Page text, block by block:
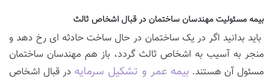
بیمه مسئولیت مهندسان ساختمان در قبال اشخاص ثالث
باید بدانید اگر در یک ساختمان در حال ساخت حادثه ای رخ دهد و
منجر به آسیب به اشخاص ثالث گردد، باز هم مهندسان ساختمان
مسئول آن هستند.بیمه عمر و تشکیل سرمایه در قبال اشخاص